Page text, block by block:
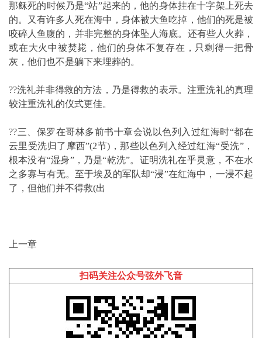
那稣死的时候乃是“站”起来的，他的身体挂在十字架上死去
的。又有许多人死在海中，身体被大鱼吃掉，他们的死是被
咬碎人鱼腹的，并非完整的身体坠人海底。还有些人火葬，
或在大火中被焚毙，他们的身体不复存在，只剩得一把骨
灰，他们也不是躺下来埋葬的。
??洗礼并非得救的方法，乃是得救的表示。注重洗礼的真理
较注重洗礼的仪式更佳。
??三、保罗在哥林多前书十章会说以色列入过红海时“都在
云里受洗归了摩西”(2节)，那些以色列入经过红海“受洗”，
根本没有“湿身”，乃是“乾洗”。证明洗礼在乎灵意，不在水
之多寡与有无。至于埃及的军队却“浸”在红海中，一浸不起
了，但他们并不得救(出
上一章
扫码关注公众号弦外飞音